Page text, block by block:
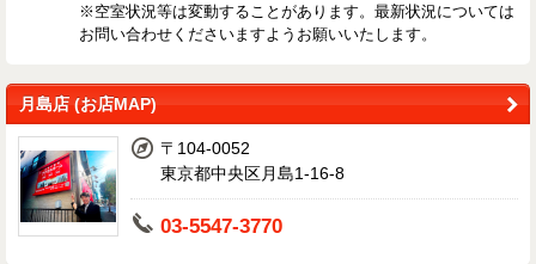
※空室状況等は変動することがあります。最新状況については
お問い合わせくださいますようお願いいたします。
月島店 (お店MAP)
〒104-0052
東京都中央区月島1-16-8
03-5547-3770